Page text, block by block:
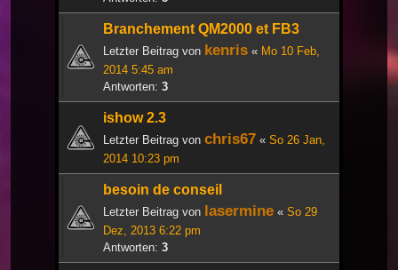
Branchement QM2000 et FB3
Letzter Beitrag von kenris « Mo 10 Feb,
2014 5:45 am
Antworten: 3
ishow 2.3
Letzter Beitrag von chris67 « So 26 Jan,
2014 10:23 pm
besoin de conseil
Letzter Beitrag von lasermine « So 29
Dez, 2013 6:22 pm
Antworten: 3